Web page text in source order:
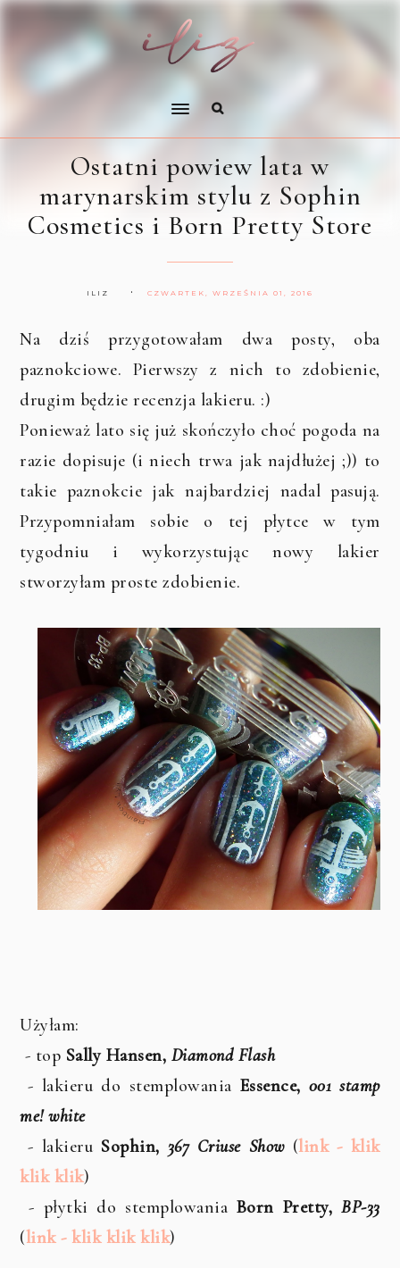
Ostatni powiew lata w
marynarskim stylu z Sophin
Cosmetics i Born Pretty Store
ILIZ CZWARTEK, WRZEŚNIA 01, 2016
Na dziś przygotowałam dwa posty, oba
paznokciowe. Pierwszy z nich to zdobienie,
drugim będzie recenzja lakieru. :)
Ponieważ lato się już skończyło choć pogoda na
razie dopisuje (i niech trwa jak najdłużej ;)) to
takie paznokcie jak najbardziej nadal pasują.
Przypomniałam sobie o tej płytce w tym
tygodniu i wykorzystując nowy lakier
stworzyłam proste zdobienie.
Użyłam:
- top Sally Hansen, Diamond Flash
- lakieru do stemplowania Essence, 001 stamp
me! white
- lakieru Sophin, 367 Criuse Show(link - klik
klik klik)
- płytki do stemplowania Born Pretty,BP-33
(link - klik klik klik)